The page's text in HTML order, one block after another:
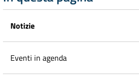
Notizie
Eventi in agenda